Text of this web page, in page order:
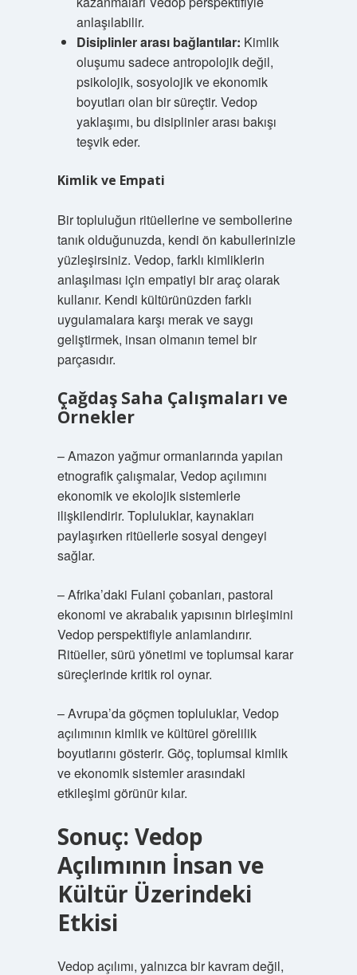
anlaşılabilir.
Disiplinler arası bağlantılar: Kimlik
oluşumu sadece antropolojik değil,
psikolojik, sosyolojik ve ekonomik
boyutları olan bir süreçtir. Vedop
yaklaşımı, bu disiplinler arası bakışı
teşvik eder.
Kimlik ve Empati
Bir topluluğun ritüellerine ve sembollerine
tanık olduğunuzda, kendi ön kabullerinizle
yüzleşirsiniz. Vedop, farklı kimliklerin
anlaşılması için empatiyi bir araç olarak
kullanır. Kendi kültürünüzden farklı
uygulamalara karşı merak ve saygı
geliştirmek, insan olmanın temel bir
parçasıdır.
Çağdaş Saha Çalışmaları ve
Örnekler
– Amazon yağmur ormanlarında yapılan
etnografik çalışmalar, Vedop açılımını
ekonomik ve ekolojik sistemlerle
ilişkilendirir. Topluluklar, kaynakları
paylaşırken ritüellerle sosyal dengeyi
sağlar.
– Afrika’daki Fulani çobanları, pastoral
ekonomi ve akrabalık yapısının birleşimini
Vedop perspektifiyle anlamlandırır.
Ritüeller, sürü yönetimi ve toplumsal karar
süreçlerinde kritik rol oynar.
– Avrupa’da göçmen topluluklar, Vedop
açılımının kimlik ve kültürel görelilik
boyutlarını gösterir. Göç, toplumsal kimlik
ve ekonomik sistemler arasındaki
etkileşimi görünür kılar.
Sonuç: Vedop
Açılımının İnsan ve
Kültür Üzerindeki
Etkisi
Vedop açılımı, yalnızca bir kavram değil,